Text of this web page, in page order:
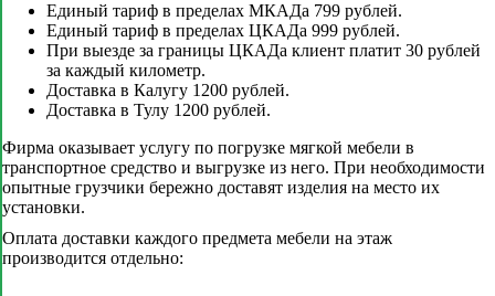
Единый тариф в пределах МКАДа 799 рублей.
Единый тариф в пределах ЦКАДа 999 рублей.
При выезде за границы ЦКАДа клиент платит 30 рублей
за каждый километр.
Доставка в Калугу 1200 рублей.
Доставка в Тулу 1200 рублей.
Фирма оказывает услугу по погрузке мягкой мебели в
транспортное средство и выгрузке из него. При необходимости
опытные грузчики бережно доставят изделия на место их
установки.
Оплата доставки каждого предмета мебели на этаж
производится отдельно: